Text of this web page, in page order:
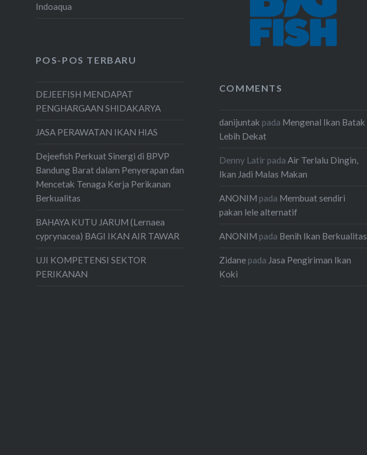
Indoaqua
POS-POS TERBARU
DEJEEFISH MENDAPAT
PENGHARGAAN SHIDAKARYA
JASA PERAWATAN IKAN HIAS
Dejeefish Perkuat Sinergi di BPVP
Bandung Barat dalam Penyerapan dan
Mencetak Tenaga Kerja Perikanan
Berkualitas
BAHAYA KUTU JARUM (Lernaea
cyprynacea) BAGI IKAN AIR TAWAR
UJI KOMPETENSI SEKTOR
PERIKANAN
COMMENTS
danijuntak pada Mengenal Ikan Batak
Lebih Dekat
Denny Latir pada Air Terlalu Dingin,
Ikan Jadi Malas Makan
ANONIM pada Membuat sendiri
pakan lele alternatif
ANONIM pada Benih Ikan Berkualitas
Zidanepada Jasa Pengiriman Ikan
Koki